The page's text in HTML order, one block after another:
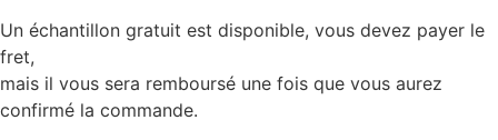
Un échantillon gratuit est disponible, vous devez payer le
fret,
mais il vous sera remboursé une fois que vous aurez
confirmé la commande.